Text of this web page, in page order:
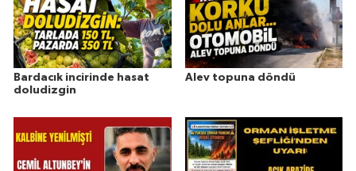
Bardacık incirinde hasat
doludizgin
Alev topuna döndü